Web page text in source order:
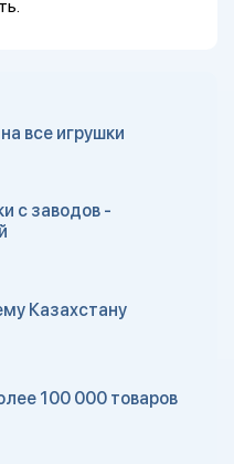
все игрушки
с заводов -
Казахстану
100 000 товаров